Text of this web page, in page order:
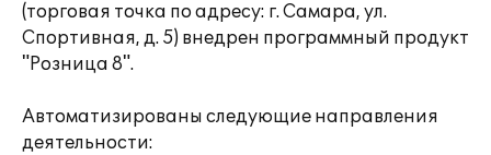
(торговая точка по адресу: г. Самара, ул.
Спортивная, д. 5) внедрен программный продукт
"Розница 8".
Автоматизированы следующие направления
деятельности: